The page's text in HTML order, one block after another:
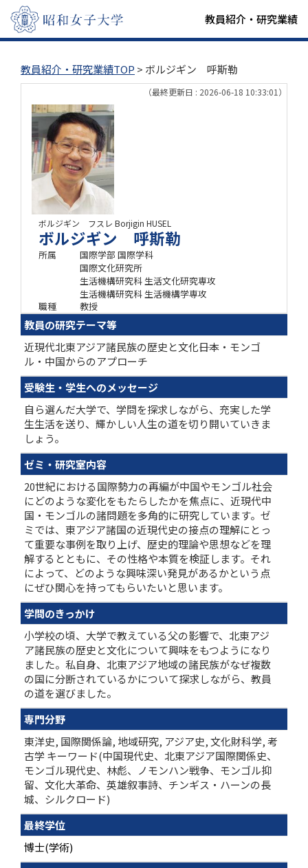
教員紹介・研究業績
教員紹介・研究業績TOP > ボルジギン 呼斯勒
（最終更新日 : 2026-06-18 10:33:01）
ボルジギン フスレ Borjigin HUSEL
ボルジギン 呼斯勒
所属
国際学部 国際学科
国際文化研究所
生活機構研究科 生活文化研究専攻
生活機構研究科 生活機構学専攻
職種
教授
教員の研究テーマ等
近現代北東アジア諸民族の歴史と文化――日本・モンゴ
ル・中国からのアプローチ
受験生・学生へのメッセージ
自ら選んだ大学で、学問を探求しながら、充実した学
生生活を送り、輝かしい人生の道を切り開いていきま
しょう。
ゼミ・研究室内容
20世紀における国際勢力の再編が中国やモンゴル社会
にどのような変化をもたらしたかを焦点に、近現代中
国・モンゴルの諸問題を多角的に研究しています。ゼ
ミでは、東アジア諸国の近現代史の接点の理解にとっ
て重要な事例を取り上げ、歴史的理論や思想などを理
解するとともに、その性格や本質を検証します。それ
によって、どのような興味深い発見があるかという点
にぜひ関心を持ってもらいたいと思います。
学問のきっかけ
小学校の頃、大学で教えている父の影響で、北東アジ
ア諸民族の歴史と文化について興味をもつようになり
ました。私自身、北東アジア地域の諸民族がなぜ複数
の国に分断されているかについて探求しながら、教員
の道を選びました。
専門分野
東洋史, 国際関係論, 地域研究, アジア史, 文化財科学, 考
古学 キーワード(中国現代史、北東アジア国際関係史、
モンゴル現代史、林彪、ノモンハン戦争、モンゴル抑
留、文化大革命、英雄叙事詩、チンギス・ハーンの長
城、シルクロード)
最終学位
博士(学術)